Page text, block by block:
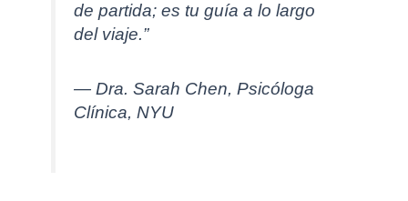
de partida; es tu guía a lo largo
del viaje.”
— Dra. Sarah Chen, Psicóloga
Clínica, NYU